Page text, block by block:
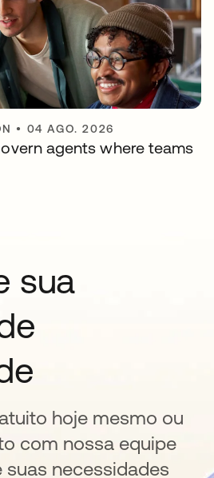
• 04 AGO. 2026
agents where teams
sua
hoje mesmo ou
com nossa equipe
suas necessidades